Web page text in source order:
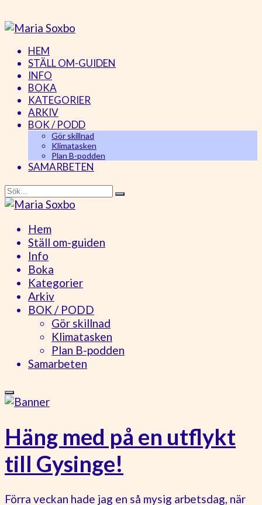
HEM
STÄLL OM-GUIDEN
INFO
BOKA
KATEGORIER
ARKIV
BOK / PODD
Gör skillnad
Klimatasken
Plan B-podden
SAMARBETEN
Hem
Ställ om-guiden
Info
Boka
Kategorier
Arkiv
BOK / PODD
Gör skillnad
Klimatasken
Plan B-podden
Samarbeten
Häng med på en utflykt
till Gysinge!
Förra veckan hade jag en så mysig arbetsdag, när